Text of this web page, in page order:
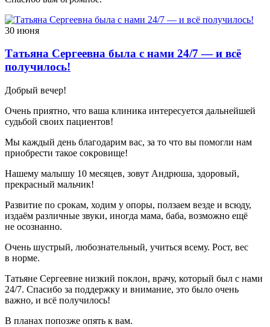
30 июня
Татьяна Сергеевна была с нами 24/7 — и всё
получилось!
Добрый вечер!
Очень приятно, что ваша клиника интересуется дальнейшей
судьбой своих пациентов!
Мы каждый день благодарим вас, за то что вы помогли нам
приобрести такое сокровище!
Нашему малышу 10 месяцев, зовут Андрюша, здоровый,
прекрасный мальчик!
Развитие по срокам, ходим у опоры, ползаем везде и всюду,
издаём различные звуки, иногда мама, баба, возможно ещё
не осознанно.
Очень шустрый, любознательный, учиться всему. Рост, вес
в норме.
Татьяне Сергеевне низкий поклон, врачу, который был с нами
24/7. Спасибо за поддержку и внимание, это было очень
важно, и всё получилось!
В планах попозже опять к вам.